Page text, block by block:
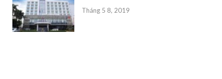
Tháng 5 8, 2019